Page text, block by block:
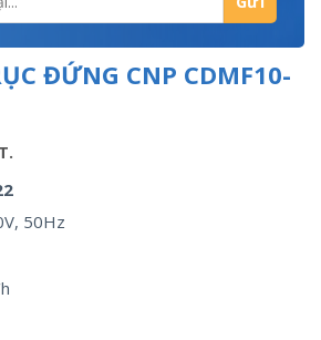
ĐỨNG CNP CDMF10-
50Hz